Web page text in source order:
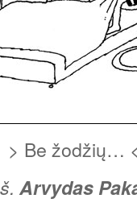
> Be žodžių…
Arvydas